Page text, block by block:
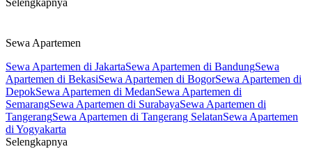
Selengkapnya
Sewa Apartemen
Sewa Apartemen di JakartaSewa Apartemen di BandungSewa
Apartemen di BekasiSewa Apartemen di BogorSewa Apartemen di
DepokSewa Apartemen di MedanSewa Apartemen di
SemarangSewa Apartemen di SurabayaSewa Apartemen di
TangerangSewa Apartemen di Tangerang SelatanSewa Apartemen
di Yogyakarta
Selengkapnya